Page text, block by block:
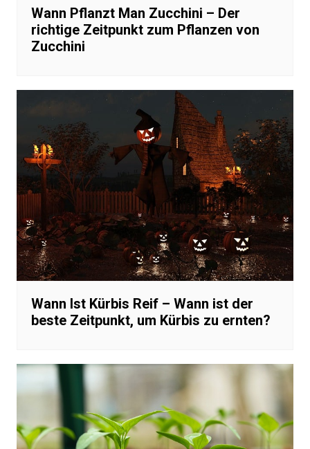
Wann Pflanzt Man Zucchini – Der
richtige Zeitpunkt zum Pflanzen von
Zucchini
Wann Ist Kürbis Reif – Wann ist der
beste Zeitpunkt, um Kürbis zu ernten?